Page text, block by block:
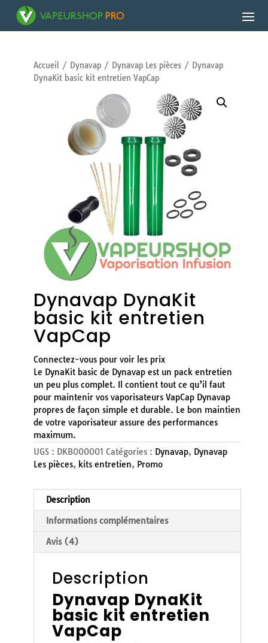
Accueil / Dynavap/ Dynavap Les pièces/ Dynavap
DynaKit basic kit entretien VapCap
Dynavap DynaKit
basic kit entretien
VapCap
Connectez-vous pour voir les prix
Le DynaKit basic de Dynavap est un pack entretien
un peu plus complet. Il contient tout ce qu’il faut
pour maintenir vos vaporisateurs VapCap Dynavap
propres de façon simple et durable. Le bon maintien
de votre vaporisateur assure des performances
maximum.
UGS : DKB000001 Catégories : Dynavap, Dynavap
Les pièces, kits entretien, Promo
Description
Informations complémentaires
Avis (4)
Description
Dynavap DynaKit
basic kit entretien
VapCap